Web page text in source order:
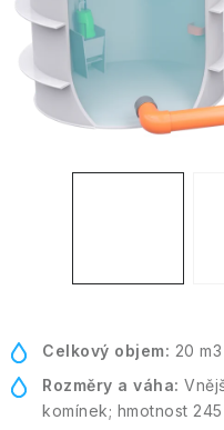
Kontakt
Moje objednávka
Celkový objem: 20
Rozměry a váha:
komínek; hmotnost